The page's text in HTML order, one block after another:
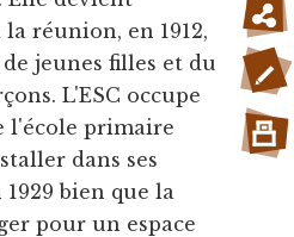
réunion, en 1912,
jeunes filles et du
L'ESC occupe
l'école primaire
dans ses
bien que la
pour un espace